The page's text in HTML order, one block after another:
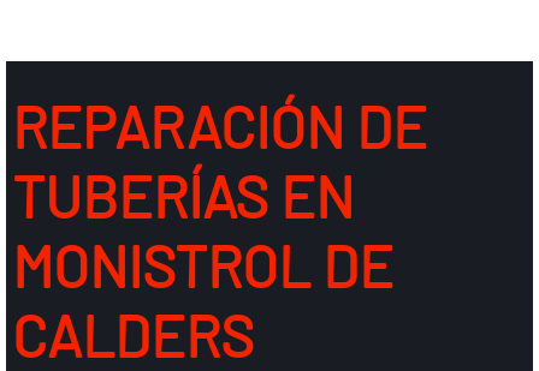
REPARACIÓN DE
TUBERÍ­AS EN
MONISTROL DE
CALDERS